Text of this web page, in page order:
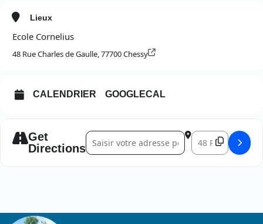
Lieux
Ecole Cornelius
48 Rue Charles de Gaulle, 77700 Chessy
CALENDRIER GOOGLECAL
Get
Directions
Address - Soirée Paëlla 2025 []Destination